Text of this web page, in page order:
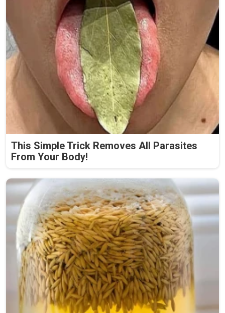
This Simple Trick Removes All Parasites
From Your Body!